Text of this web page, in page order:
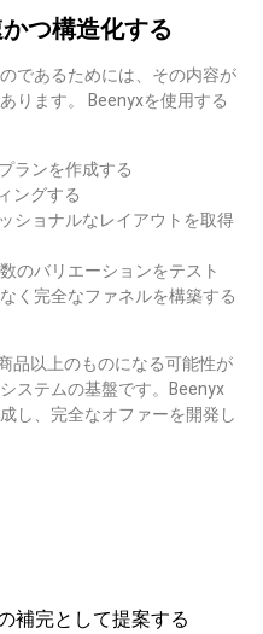
つ構造化する
であるためには、その内容が
ります。 Beenyxを使用する
ランを作成する
ングする
ショナルなレイアウトを取得
のバリエーションをテスト
く完全なファネルを構築する
品以上のものになる可能性が
ステムの基盤です。Beenyx
し、完全なオファーを開発し
補完として提案する